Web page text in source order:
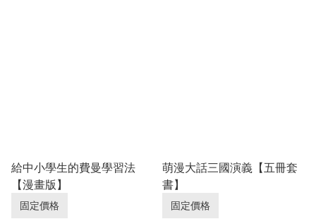
給中小學生的費曼學習法
【漫畫版】
固定價格
萌漫大話三國演義【五冊套
書】
固定價格